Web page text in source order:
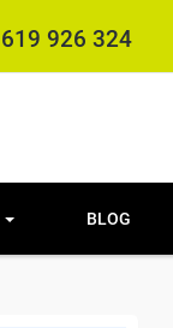
619 926 324
BLOG